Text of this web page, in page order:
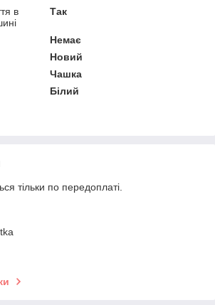
в
Так
Немає
Новий
Чашка
Білий
тільки по передоплаті.